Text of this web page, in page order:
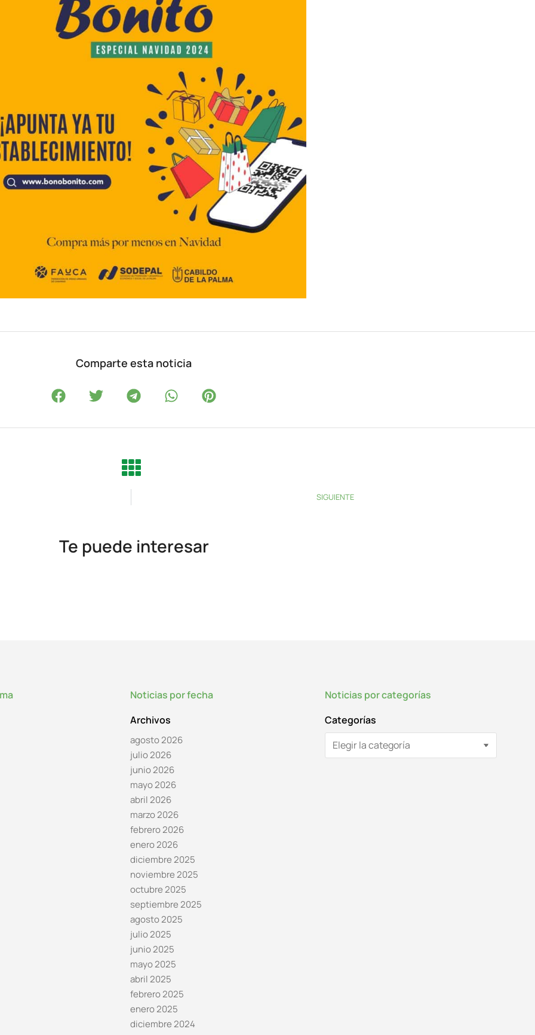
Comparte esta noticia
SIGUIENTE
Te puede interesar
Noticias por fecha
Archivos
agosto 2026
julio 2026
junio 2026
mayo 2026
abril 2026
marzo 2026
febrero 2026
enero 2026
diciembre 2025
noviembre 2025
octubre 2025
septiembre 2025
agosto 2025
julio 2025
junio 2025
mayo 2025
abril 2025
febrero 2025
enero 2025
diciembre 2024
Noticias por categorías
Categorías